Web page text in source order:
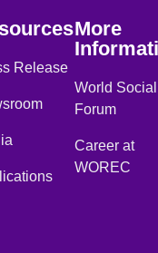
Release
More
World Social
Forum
Career at
WOREC